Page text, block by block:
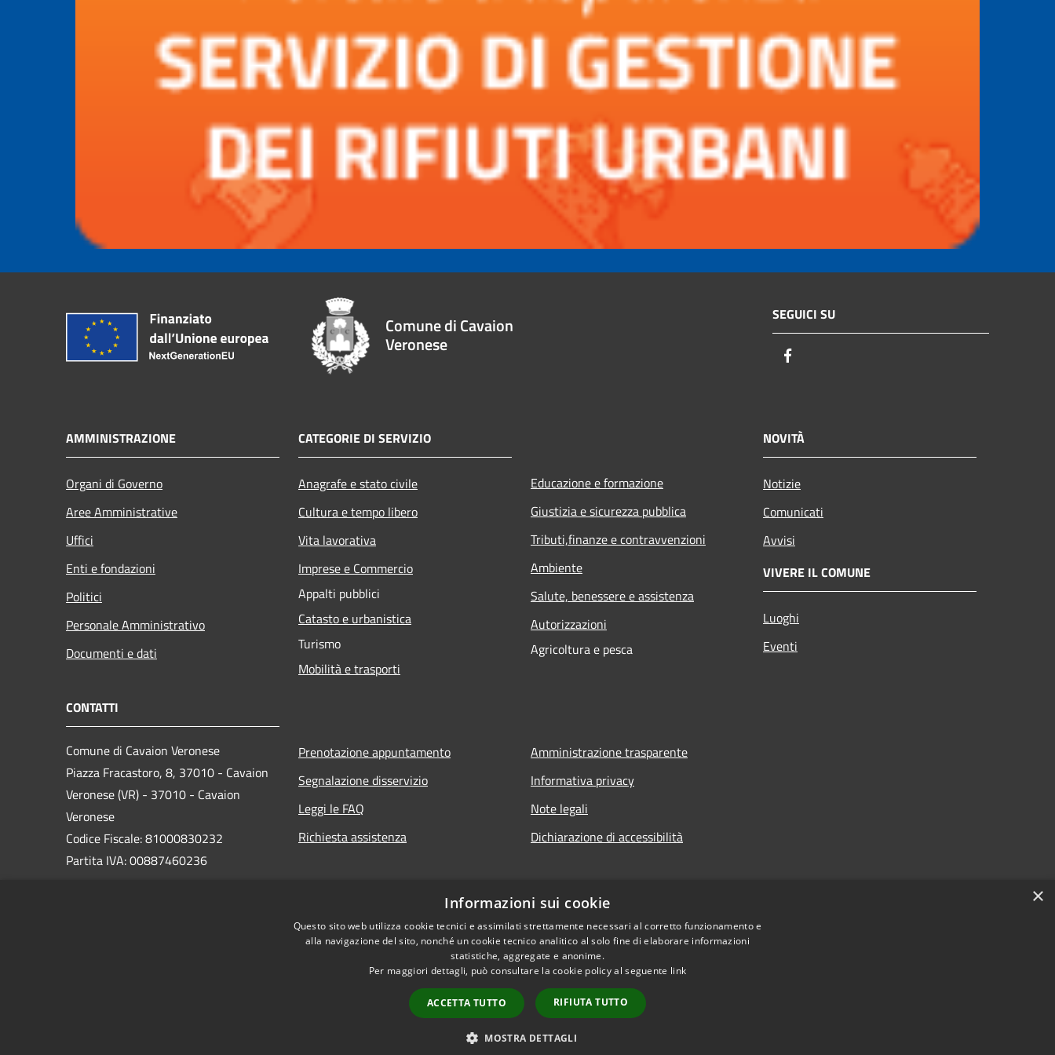
Comune di Cavaion
Veronese
SEGUICI SU
AMMINISTRAZIONE
Organi di Governo
Aree Amministrative
Uffici
Enti e fondazioni
Politici
Personale Amministrativo
Documenti e dati
CATEGORIE DI SERVIZIO
Anagrafe e stato civile
Cultura e tempo libero
Vita lavorativa
Imprese e Commercio
Appalti pubblici
Catasto e urbanistica
Turismo
Mobilità e trasporti
Educazione e formazione
Giustizia e sicurezza pubblica
Tributi,finanze e contravvenzioni
Ambiente
Salute, benessere e assistenza
Autorizzazioni
Agricoltura e pesca
NOVITÀ
Notizie
Comunicati
Avvisi
VIVERE IL COMUNE
Luoghi
Eventi
CONTATTI
Comune di Cavaion Veronese
Piazza Fracastoro, 8, 37010 - Cavaion
Veronese (VR) - 37010 - Cavaion
Veronese
Codice Fiscale: 81000830232
Partita IVA: 00887460236
Prenotazione appuntamento
Segnalazione disservizio
Leggi le FAQ
Richiesta assistenza
Amministrazione trasparente
Informativa privacy
Note legali
Dichiarazione di accessibilità
Copyright © 2026 • Comune di Cavaion Veronese • Powered by
×
Informazioni sui cookie
Questo sito web utilizza cookie tecnici e assimilati strettamente necessari al corretto funzionamento e
alla navigazione del sito, nonché un cookie tecnico analitico al solo fine di elaborare informazioni
statistiche, aggregate e anonime.
Per maggiori dettagli, può consultare la cookie policy al seguente link
ACCETTA TUTTO RIFIUTA TUTTO
MOSTRA DETTAGLI